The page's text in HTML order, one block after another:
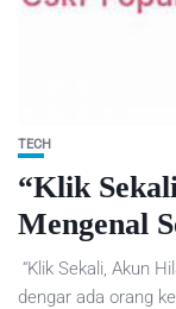
TECH
“Klik
Mengenal
“Klik Sekali, Akun
dengar ada orang